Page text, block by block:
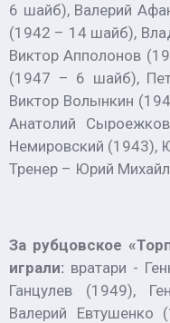
6 шайб), Валерий
(1942 – 14 шайб),
Виктор Апполонов
(1947 – 6 шайб),
Виктор Волынкин
Анатолий
Немировский (1943),
Тренер – Юрий
За рубцовское
играли: вратари -
Ганцулев (1949),
Валерий